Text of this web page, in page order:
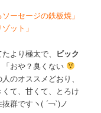
ーセージの鉄板焼」
ット」
より極太で、
ビック
おや？臭くない
のオススメどおり、
て、甘くて、とろけ
群ですヽ( ´￢`)ノ